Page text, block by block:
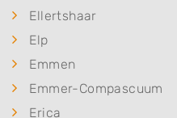
Ellertshaar
Elp
Emmen
Emmer-Compascuum
Erica